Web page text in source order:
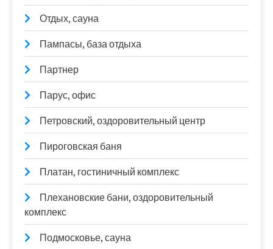
Отдых, сауна
Пампасы, база отдыха
Партнер
Парус, офис
Петровский, оздоровительный центр
Пироговская баня
Платан, гостиничный комплекс
Плехановские бани, оздоровительный
комплекс
Подмосковье, сауна